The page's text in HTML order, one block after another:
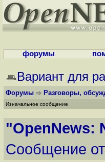
форумы
Вариант для
Форумы Разговоры,
Изначальное сообщение
"OpenNews:
Сообщение от